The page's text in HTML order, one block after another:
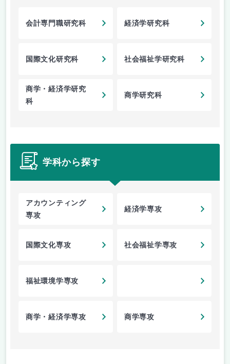
会計専門職研究科 経済学研究科
国際文化研究科 社会福祉学研究科
商学・経済学研究
科
商学研究科
学科から探す
アカウンティング
専攻
経済学専攻
国際文化専攻 社会福祉学専攻
福祉環境学専攻
商学・経済学専攻 商学専攻